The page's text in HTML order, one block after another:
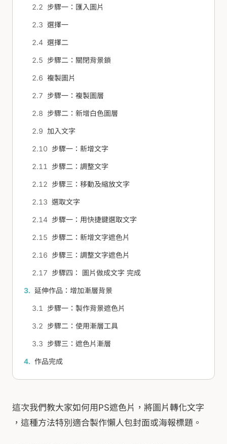
步驟一：匯入圖片
選擇一
選擇二
步驟二：關閉背景鎖
複製圖片
步驟一：複製圖層
步驟二：新增白色圖層
加入文字
步驟一：新增文字
步驟二：調整文字
步驟三：移動及縮放文字
選取文字
步驟一：用快捷鍵選取文字
步驟二：新增文字遮色片
步驟三：調整文字遮色片
步驟四： 圖片做成文字 完成
延伸作品：增加漸層背景
步驟一：製作背景遮色片
步驟二：使用漸層工具
步驟三：遮色片漸層
作品完成
這次我們教大家如何用PS遮色片，將圖片轉化文字
，這種方法特別適合製作懶人包封面或海報標題。